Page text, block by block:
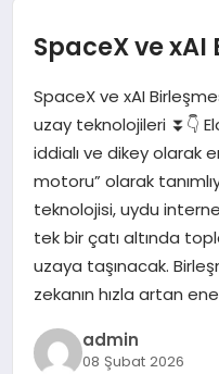
YAŞAM
EĞITIM
EKONOMI
GENEL
SPOR
TEKNOLOJI
SpaceX ve
SpaceX ve xAI
uzay teknolojileri ⏬👇
iddialı ve dikey olarak
motoru” olarak
teknolojisi, uydu
tek bir çatı altında
uzaya taşınacak.
zekanın hızla artan
admin
08 Şubat 2026